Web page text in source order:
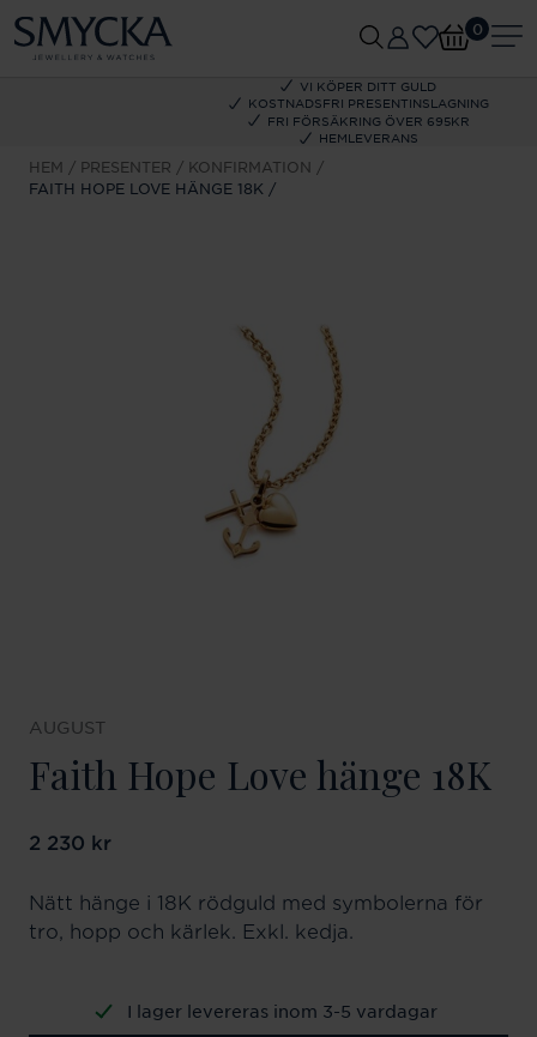
VI KÖPER DITT GULD
KOSTNADSFRI PRESENTINSLAGNING
FRI FÖRSÄKRING ÖVER 695KR
HEMLEVERANS
0
HEM PRESENTER
KONFIRMATION
FAITH HOPE LOVE HÄNGE 18K
AUGUST
Faith Hope Love hänge 18K
Pris:2 230 kr
2 230 kr
Nätt hänge i 18K rödguld med symbolerna för
tro, hopp och kärlek. Exkl. kedja.
I lager levereras inom 3-5 vardagar